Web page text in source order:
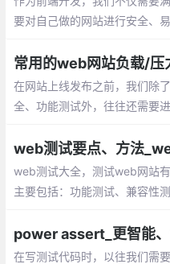
要对自己做的网站进行安全、
些工具，我们可以客观的评价
在网站上线发布之前，我们除
全、功能测试外，往往还需要
使用过程的系统负荷，长时间或
运行测试软件。包括：Apache
oadRunner、NeoLoad等
web测试大全，测试web网站有
主要包括：功能测试、兼容性
在写测试代码时，以往我们需